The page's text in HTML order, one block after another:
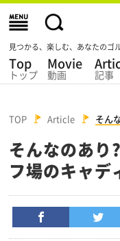
見つかる、楽しむ、あなたのゴ
Top
トップ
Movie
動画 記事
TOP Article そん
そんなのあ
フ場のキャデ